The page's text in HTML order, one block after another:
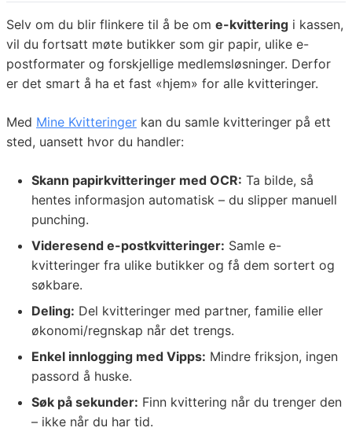
Selv om du blir flinkere til å be om e-kvittering i kassen,
vil du fortsatt møte butikker som gir papir, ulike e-
postformater og forskjellige medlemsløsninger. Derfor
er det smart å ha et fast «hjem» for alle kvitteringer.
Med Mine Kvitteringer kan du samle kvitteringer på ett
sted, uansett hvor du handler:
Skann papirkvitteringer med OCR: Ta bilde, så
hentes informasjon automatisk – du slipper manuell
punching.
Videresend e-postkvitteringer: Samle e-
kvitteringer fra ulike butikker og få dem sortert og
søkbare.
Deling: Del kvitteringer med partner, familie eller
økonomi/regnskap når det trengs.
Enkel innlogging med Vipps: Mindre friksjon, ingen
passord å huske.
Søk på sekunder: Finn kvittering når du trenger den
– ikke når du har tid.